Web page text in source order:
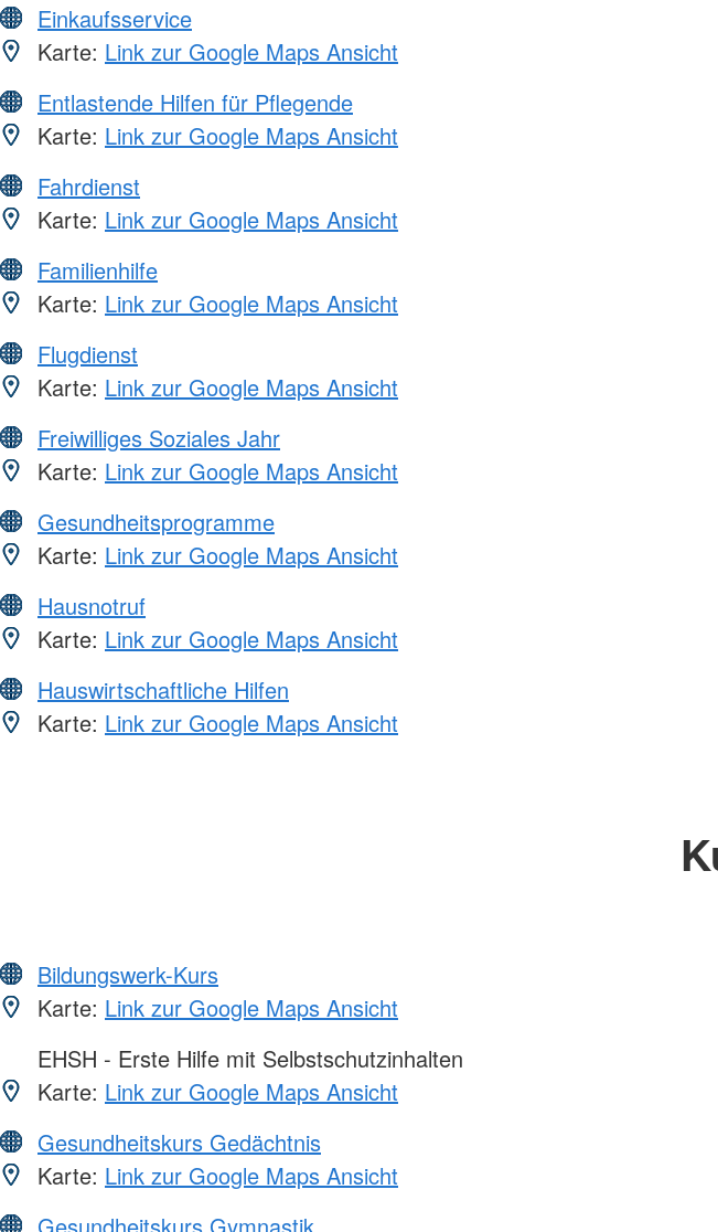
Einkaufsservice
Karte: Link zur Google Maps Ansicht
Entlastende Hilfen für Pflegende
Karte: Link zur Google Maps Ansicht
Fahrdienst
Karte: Link zur Google Maps Ansicht
Familienhilfe
Karte: Link zur Google Maps Ansicht
Flugdienst
Karte: Link zur Google Maps Ansicht
Freiwilliges Soziales Jahr
Karte: Link zur Google Maps Ansicht
Gesundheitsprogramme
Karte: Link zur Google Maps Ansicht
Hausnotruf
Karte: Link zur Google Maps Ansicht
Hauswirtschaftliche Hilfen
Karte: Link zur Google Maps Ansicht
Bildungswerk-Kurs
Karte: Link zur Google Maps Ansicht
EHSH - Erste Hilfe mit Selbstschutzinhalten
Karte: Link zur Google Maps Ansicht
Gesundheitskurs Gedächtnis
Karte: Link zur Google Maps Ansicht